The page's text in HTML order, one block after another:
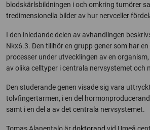
blodskärlsbildningen i och omkring tumörer
tredimensionella bilder av hur nervceller
I den inledande delen av avhandlingen
Nkx6.3. Den tillhör en grupp gener som har
processer under utvecklingen av en
av olika celltyper i centrala nervsystemet och
Den studerande genen visade sig vara
tolvfingertarmen, i en del
samt i en del a av det centrala nervsystemet.